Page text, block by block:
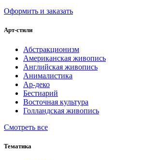
Оформить и заказать
Арт-стили
Абстракционизм
Американская живопись
Английская живопись
Анималистика
Ар-деко
Бестиарий
Восточная культура
Голландская живопись
Смотреть все
Тематика